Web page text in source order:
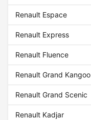
Renault Espace
Renault Express
Renault Fluence
Renault Grand Kangoo
Renault Grand Scenic
Renault Kadjar